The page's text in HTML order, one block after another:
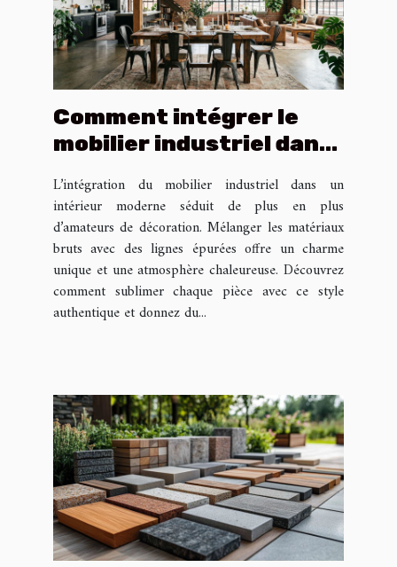
Comment intégrer le
mobilier industriel dans
L’intégration du mobilier industriel dans un
intérieur moderne séduit de plus en plus
d’amateurs de décoration. Mélanger les matériaux
bruts avec des lignes épurées offre un charme
unique et une atmosphère chaleureuse. Découvrez
comment sublimer chaque pièce avec ce style
authentique et donnez du...